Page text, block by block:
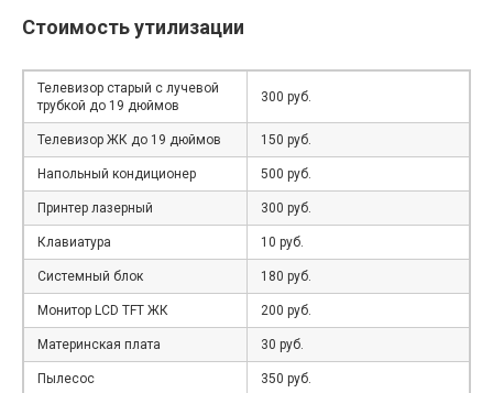
Стоимость утилизации
Телевизор старый с лучевой
трубкой до 19 дюймов
300 руб.
Телевизор ЖК до 19 дюймов 150 руб.
Напольный кондиционер 500 руб.
Принтер лазерный 300 руб.
Клавиатура 10 руб.
Системный блок 180 руб.
Монитор LCD TFT ЖК 200 руб.
Материнская плата 30 руб.
Пылесос 350 руб.